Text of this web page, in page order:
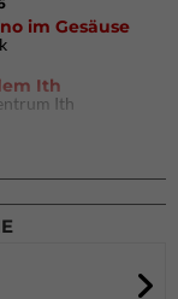
im Gesäuse
Ith
Ith
(Thalkirchen)